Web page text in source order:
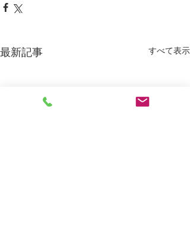
最新記事 すべて表示